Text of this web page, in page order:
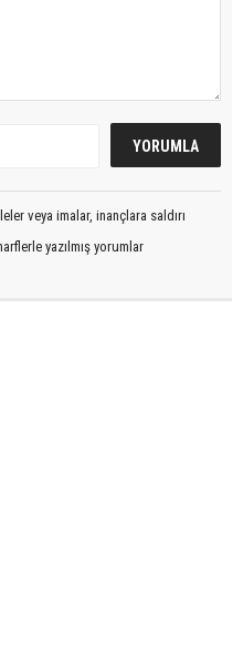
veya imalar, inançlara saldırı
yazılmış yorumlar